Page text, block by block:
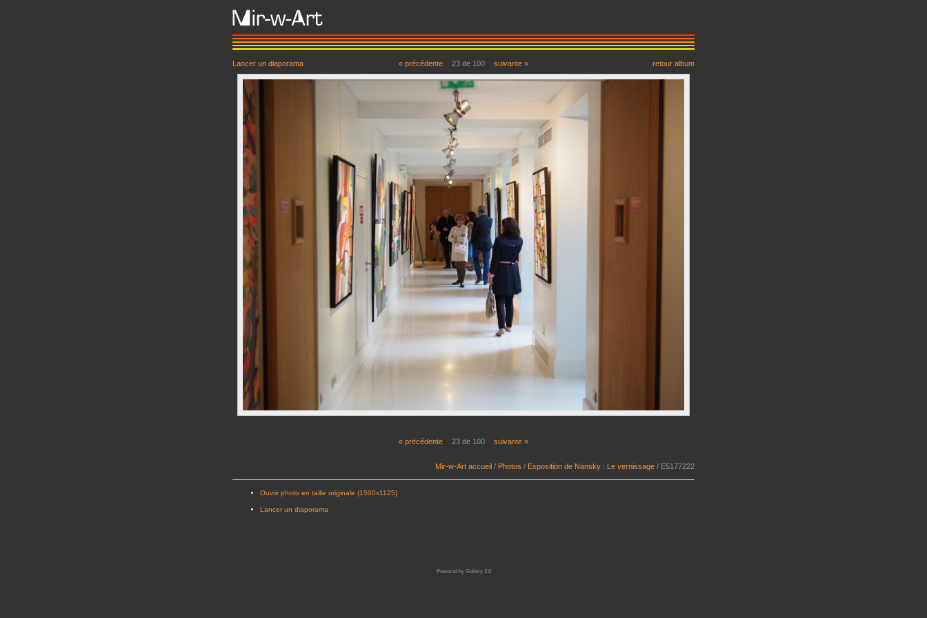
Lancer un diaporama « précédente 23 de 100 suivante » retour album
« précédente 23 de 100 suivante »
Mir-w-Art accueil / Photos / Exposition de Nansky : Le vernissage / E5177222
Ouvrir photo en taille originale (1500x1125)
Lancer un diaporama
Powered by Gallery 2.0